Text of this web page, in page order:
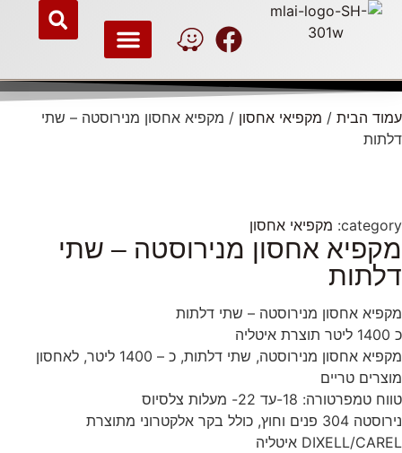
עמוד הבית / מקפיאי אחסון / מקפיא אחסון מנירוסטה – שתי
דלתות
category: מקפיאי אחסון
מקפיא אחסון מנירוסטה – שתי
דלתות
מקפיא אחסון מנירוסטה – שתי דלתות
כ 1400 ליטר תוצרת איטליה
מקפיא אחסון מנירוסטה, שתי דלתות, כ – 1400 ליטר, לאחסון
מוצרים טריים
טווח טמפרטורה: 18-עד 22- מעלות צלסיוס
נירוסטה 304 פנים וחוץ, כולל בקר אלקטרוני מתוצרת
DIXELL/CAREL איטליה